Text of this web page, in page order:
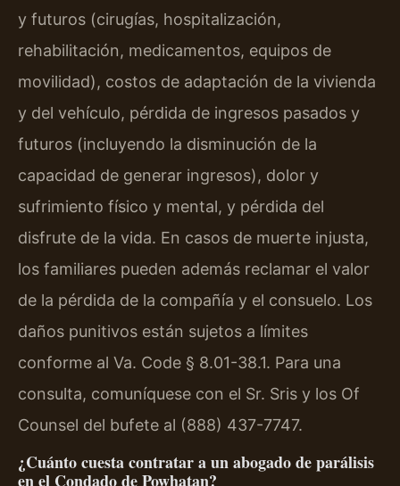
y futuros (cirugías, hospitalización,
rehabilitación, medicamentos, equipos de
movilidad), costos de adaptación de la vivienda
y del vehículo, pérdida de ingresos pasados y
futuros (incluyendo la disminución de la
capacidad de generar ingresos), dolor y
sufrimiento físico y mental, y pérdida del
disfrute de la vida. En casos de muerte injusta,
los familiares pueden además reclamar el valor
de la pérdida de la compañía y el consuelo. Los
daños punitivos están sujetos a límites
conforme al Va. Code § 8.01-38.1. Para una
consulta, comuníquese con el Sr. Sris y los Of
Counsel del bufete al (888) 437-7747.
¿Cuánto cuesta contratar a un abogado de parálisis
en el Condado de Powhatan?